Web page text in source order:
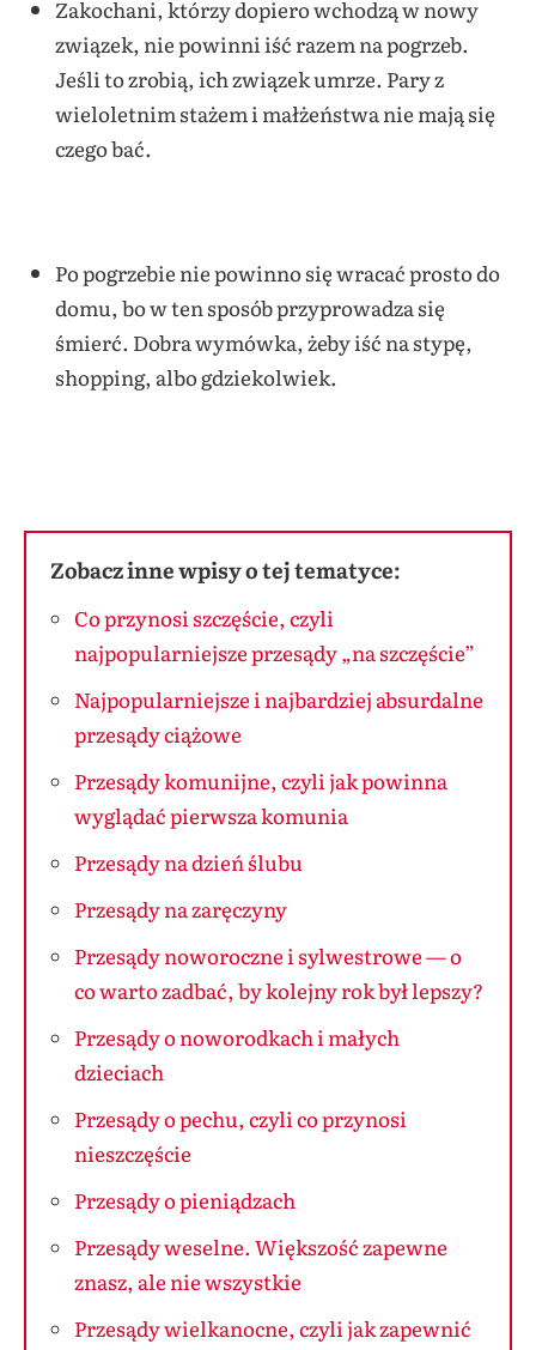
Zakochani, którzy dopiero wchodzą w nowy
związek, nie powinni iść razem na pogrzeb.
Jeśli to zrobią, ich związek umrze. Pary z
wieloletnim stażem i małżeństwa nie mają się
czego bać.
Po pogrzebie nie powinno się wracać prosto do
domu, bo w ten sposób przyprowadza się
śmierć. Dobra wymówka, żeby iść na stypę,
shopping, albo gdziekolwiek.
Zobacz inne wpisy o tej tematyce:
Co przynosi szczęście, czyli
najpopularniejsze przesądy „na szczęście”
Najpopularniejsze i najbardziej absurdalne
przesądy ciążowe
Przesądy komunijne, czyli jak powinna
wyglądać pierwsza komunia
Przesądy na dzień ślubu
Przesądy na zaręczyny
Przesądy noworoczne i sylwestrowe — o
co warto zadbać, by kolejny rok był lepszy?
Przesądy o noworodkach i małych
dzieciach
Przesądy o pechu, czyli co przynosi
nieszczęście
Przesądy o pieniądzach
Przesądy weselne. Większość zapewne
znasz, ale nie wszystkie
Przesądy wielkanocne, czyli jak zapewnić